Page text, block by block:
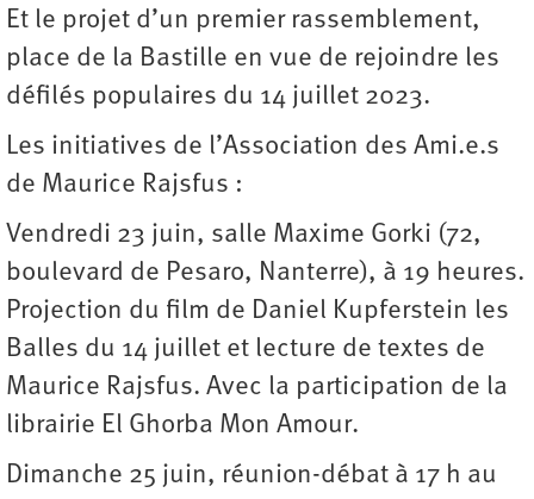
Et le projet d’un premier rassemblement,
place de la Bastille en vue de rejoindre les
défilés populaires du 14 juillet 2023.
Les initiatives de l’Association des Ami.e.s
de Maurice Rajsfus :
Vendredi 23 juin, salle Maxime Gorki (72,
boulevard de Pesaro, Nanterre), à 19 heures.
Projection du film de Daniel Kupferstein les
Balles du 14 juillet et lecture de textes de
Maurice Rajsfus. Avec la participation de la
librairie El Ghorba Mon Amour.
Dimanche 25 juin, réunion-débat à 17 h au